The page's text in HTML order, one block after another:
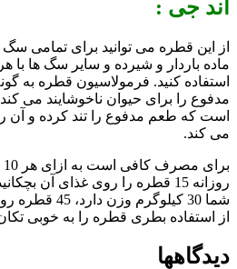
اند جی :
از این قطره می توانید برای تمامی
ماده باردار و شیرده و سایر سگ ها با
استفاده کنید. فرمولاسیون قطره به
مدفوع را برای حیوان ناخوشایند می
است که طعم مدفوع را تند کرده و آن
می کند.
روزانه 15 قطره را روی غذای آن
شما 30
از استفاده بطری قطره را به خوبی
دیدگاهها